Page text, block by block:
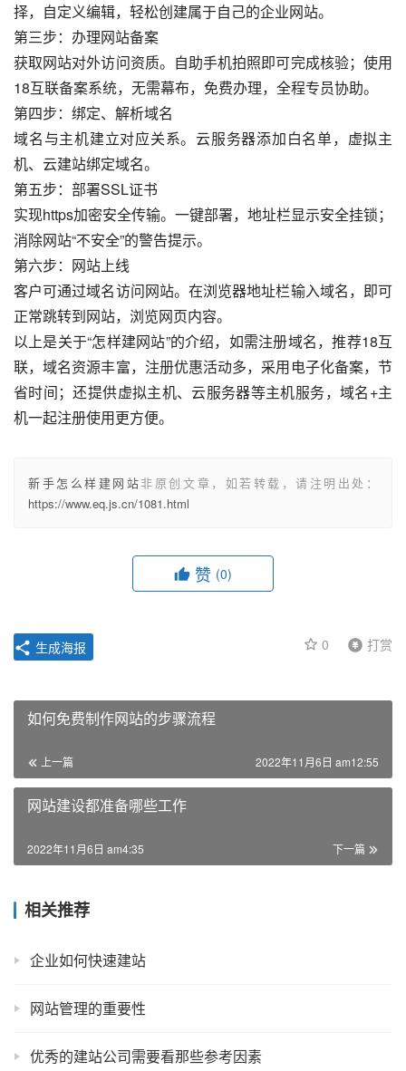
择，自定义编辑，轻松创建属于自己的企业网站。
第三步：办理网站备案
获取网站对外访问资质。自助手机拍照即可完成核验；使用
18互联备案系统，无需幕布，免费办理，全程专员协助。
第四步：绑定、解析域名
域名与主机建立对应关系。云服务器添加白名单，虚拟主
机、云建站绑定域名。
第五步：部署SSL证书
实现https加密安全传输。一键部署，地址栏显示安全挂锁；
消除网站“不安全”的警告提示。
第六步：网站上线
客户可通过域名访问网站。在浏览器地址栏输入域名，即可
正常跳转到网站，浏览网页内容。
以上是关于“怎样建网站”的介绍，如需注册域名，推荐18互
联，域名资源丰富，注册优惠活动多，采用电子化备案，节
省时间；还提供虚拟主机、云服务器等主机服务，域名+主
机一起注册使用更方便。
新手怎么样建网站非原创文章，如若转载，请注明出处：
https://www.eq.js.cn/1081.html
赞 (0)
0 打赏
生成海报
如何免费制作网站的步骤流程
上一篇 2022年11月6日 am12:55
网站建设都准备哪些工作
下一篇
2022年11月6日 am4:35
相关推荐
企业如何快速建站
网站管理的重要性
优秀的建站公司需要看那些参考因素